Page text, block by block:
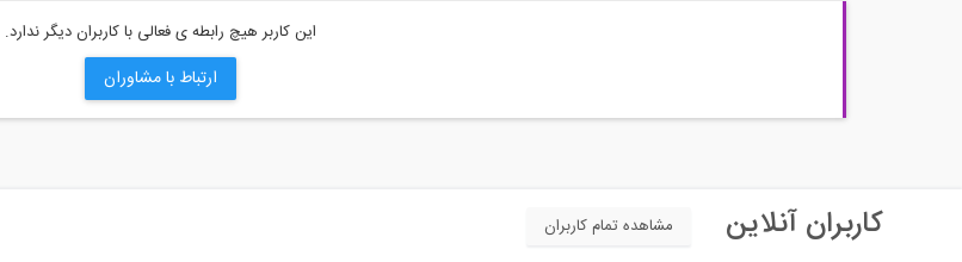
این کاربر هیچ رابطه ی فعالی با کاربران دیگر ندارد.
ارتباط با مشاوران
کاربران آنلاین مشاهده تمام کاربران